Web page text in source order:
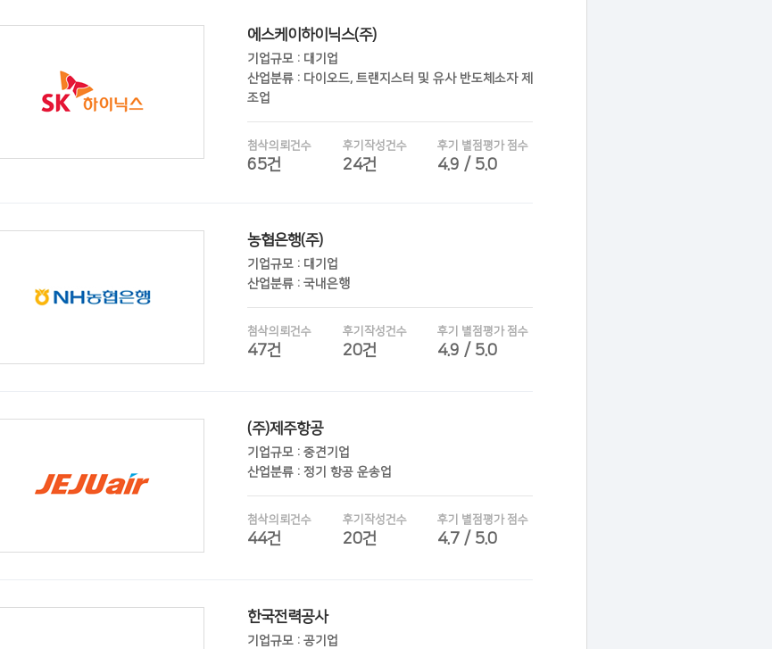
에스케이하이닉스(주)
기업규모 : 대기업
산업분류 : 다이오드, 트랜지스터 및 유사 반도체소자 제
조업
첨삭의뢰건수
65건
후기작성건수
24건
후기 별점평가 점수
4.9 / 5.0
농협은행(주)
기업규모 : 대기업
산업분류 : 국내은행
첨삭의뢰건수
47건
후기작성건수
20건
후기 별점평가 점수
4.9 / 5.0
(주)제주항공
기업규모 : 중견기업
산업분류 : 정기 항공 운송업
첨삭의뢰건수
44건
후기작성건수
20건
후기 별점평가 점수
4.7 / 5.0
한국전력공사
기업규모 : 공기업